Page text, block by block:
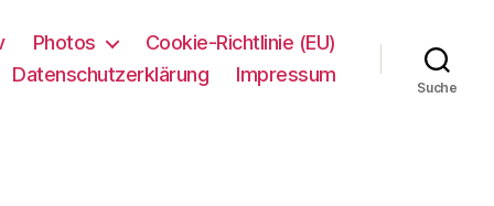
Photos
Cookie-Richtlinie (EU)
Datenschutzerklärung
Impressum
Suche